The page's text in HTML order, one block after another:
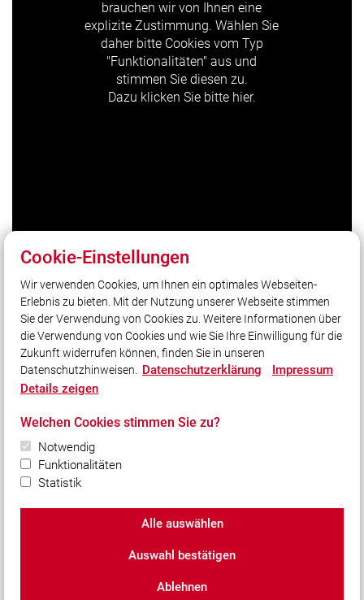
brauchen wir von Ihnen eine
explizite Zustimmung. Wählen Sie
daher bitte Cookies vom Typ
"Funktionalitäten" aus und
stimmen Sie diesen zu.
Dazu klicken Sie bitte hier.
Unser Leitsatz
Unsere Freizeit für Ihre Sicherheit
Social Media
Bleiben Sie mit uns in Kontakt und vernetzen Sie sich
mit uns!
© 2026 Freiwillige Feuerwehr Petting
Datenschutz|Cookie-Einstellungen
Cookie-Einstellungen
Wir verwenden Cookies, um Ihnen ein optimales Webseiten-
Erlebnis zu bieten. Mit der Nutzung unserer Webseite stimmen
Sie der Verwendung von Cookies zu. Weitere Informationen über
die Verwendung von Cookies und wie Sie Ihre Einwilligung für die
Zukunft widerrufen können, finden Sie in unseren
Datenschutzhinweisen. Datenschutzerklärung
Impressum
Details zeigen
Welchen Cookies stimmen Sie zu?
Notwendig
Funktionalitäten
Statistik
Alle auswählen
Auswahl bestätigen
Ablehnen